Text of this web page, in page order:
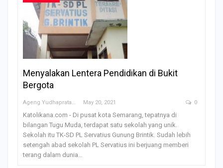
Menyalakan Lentera Pendidikan di Bukit
Bergota
Ageng Yudhapratama May 20, 2021 0
Katolikana.com - Di pusat kota Semarang, tepatnya di
bilangan Tugu Muda, terdapat satu sekolah yang unik.
Sekolah itu TK-SD PL Servatius Gunung Brintik. Sudah lebih
setengah abad sekolah PL Servatius ini berjuang memberi
terang dalam dunia…